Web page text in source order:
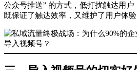
公众号推送” 的方式，低打扰触达用户
既保证了触达效率，又维护了用户体验